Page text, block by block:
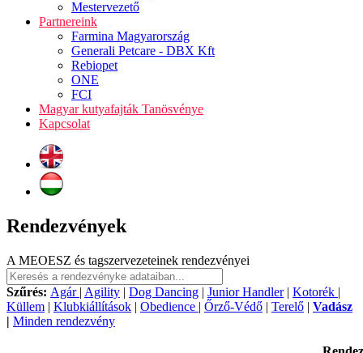
Mestervezető
Partnereink
Farmina Magyarország
Generali Petcare - DBX Kft
Rebiopet
ONE
FCI
Magyar kutyafajták Tanösvénye
Kapcsolat
Rendezvények
A MEOESZ és tagszervezeteinek rendezvényei
Szűrés: Agár | Agility | Dog Dancing | Junior Handler| Kotorék |
Küllem | Klubkiállítások | Obedience | Őrző-Védő | Terelő | Vadász
| Minden rendezvény